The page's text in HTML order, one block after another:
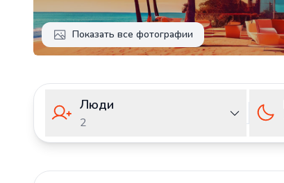
Показать все фотографии
Люди
2